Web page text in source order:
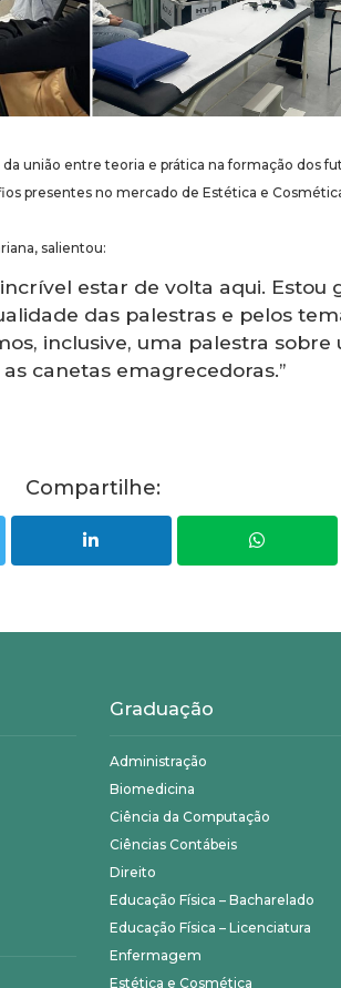
união entre teoria e prática na formação dos
presentes no mercado de Estética e
salientou:
estar de volta aqui. Estou
das palestras e pelos
inclusive, uma palestra sobre
canetas emagrecedoras.”
Compartilhe:
Graduação
Administração
Biomedicina
Ciência da Computação
Ciências Contábeis
Direito
Educação Física – Bacharelado
Educação Física – Licenciatura
Enfermagem
Estética e Cosmética